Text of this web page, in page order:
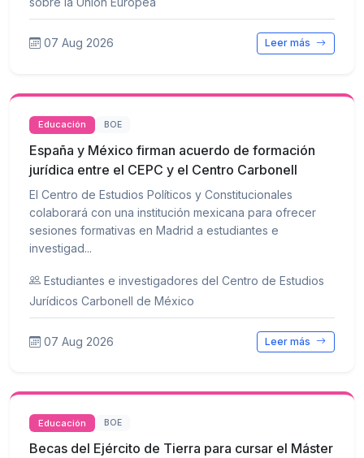
07 Aug 2026 Leer más
Educación BOE
España y México firman acuerdo de formación
jurídica entre el CEPC y el Centro Carbonell
El Centro de Estudios Políticos y Constitucionales
colaborará con una institución mexicana para ofrecer
sesiones formativas en Madrid a estudiantes e
investigad...
Estudiantes e investigadores del Centro de Estudios
Jurídicos Carbonell de México
07 Aug 2026 Leer más
Educación BOE
Becas del Ejército de Tierra para cursar el Máster